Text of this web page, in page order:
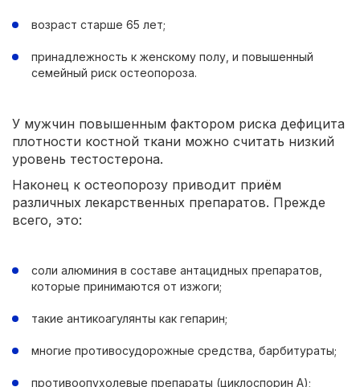
возраст старше 65 лет;
принадлежность к женскому полу, и повышенный
семейный риск остеопороза.
У мужчин повышенным фактором риска дефицита
плотности костной ткани можно считать низкий
уровень тестостерона.
Наконец к остеопорозу приводит приём
различных лекарственных препаратов. Прежде
всего, это:
соли алюминия в составе антацидных препаратов,
которые принимаются от изжоги;
такие антикоагулянты как гепарин;
многие противосудорожные средства, барбитураты;
противоопухолевые препараты (циклоспорин А);